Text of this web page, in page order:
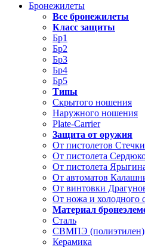
Бронежилеты
Все бронежилеты
Класс защиты
Бр1
Бр2
Бр3
Бр4
Бр5
Типы
Скрытого ношения
Наружного ношения
Plate-Carrier
Защита от оружия
От пистолетов
От пистолета
От пистолета
От автоматов
От винтовки
От ножа и холодного
Материал
Сталь
СВМПЭ (полиэтилен)
Керамика